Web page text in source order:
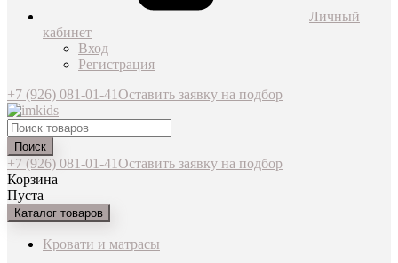
Личный
кабинет
Вход
Регистрация
+7 (926) 081-01-41Оставить заявку на подбор
Поиск
+7 (926) 081-01-41Оставить заявку на подбор
Корзина
Пуста
Каталог товаров
Кровати и матрасы